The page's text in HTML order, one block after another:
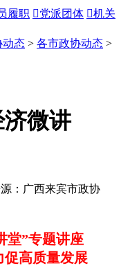
履职 党派团体 机关
动态 > 各市政协动态 >
微讲
：广西来宾市政协
堂”专题讲座
高质量发展